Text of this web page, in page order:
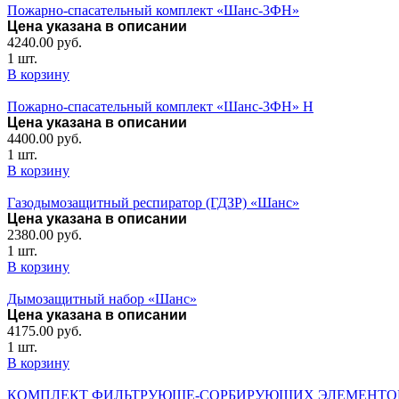
Пожарно-спасательный комплект «Шанс-3ФН»
Цена указана в описании
4240.00 руб.
1 шт.
В корзину
Пожарно-спасательный комплект «Шанс-3ФН» Н
Цена указана в описании
4400.00 руб.
1 шт.
В корзину
Газодымозащитный респиратор (ГДЗР) «Шанс»
Цена указана в описании
2380.00 руб.
1 шт.
В корзину
Дымозащитный набор «Шанс»
Цена указана в описании
4175.00 руб.
1 шт.
В корзину
КОМПЛЕКТ ФИЛЬТРУЮЩЕ-СОРБИРУЮЩИХ